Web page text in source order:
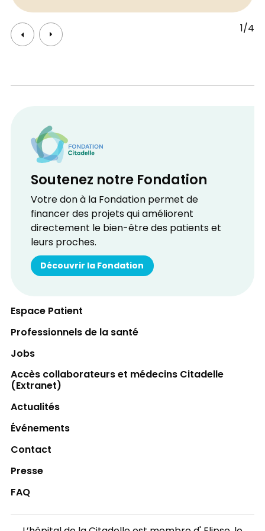
1/4
Soutenez notre Fondation
Votre don à la Fondation permet de
financer des projets qui améliorent
directement le bien-être des patients et
leurs proches.
Découvrir la Fondation
Espace Patient
Professionnels de la santé
Jobs
Accès collaborateurs et médecins Citadelle
(Extranet)
Actualités
Événements
Contact
Presse
FAQ